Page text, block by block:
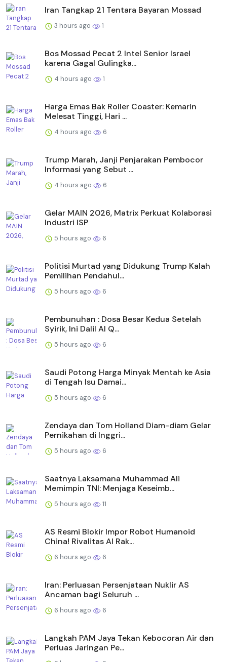
Iran Tangkap 21 Tentara Bayaran Mossad
3 hours ago 1
Bos Mossad Pecat 2 Intel Senior Israel
karena Gagal Gulingka...
4 hours ago 1
Harga Emas Bak Roller Coaster: Kemarin
Melesat Tinggi, Hari ...
4 hours ago 6
Trump Marah, Janji Penjarakan Pembocor
Informasi yang Sebut ...
4 hours ago 6
Gelar MAIN 2026, Matrix Perkuat Kolaborasi
Industri ISP
5 hours ago 6
Politisi Murtad yang Didukung Trump Kalah
Pemilihan Pendahul...
5 hours ago 6
Pembunuhan : Dosa Besar Kedua Setelah
Syirik, Ini Dalil Al Q...
5 hours ago 6
Saudi Potong Harga Minyak Mentah ke Asia
di Tengah Isu Damai...
5 hours ago 6
Zendaya dan Tom Holland Diam-diam Gelar
Pernikahan di Inggri...
5 hours ago 6
Saatnya Laksamana Muhammad Ali
Memimpin TNI: Menjaga Keseimb...
5 hours ago 11
AS Resmi Blokir Impor Robot Humanoid
China! Rivalitas AI Rak...
6 hours ago 6
Iran: Perluasan Persenjataan Nuklir AS
Ancaman bagi Seluruh ...
6 hours ago 6
Langkah PAM Jaya Tekan Kebocoran Air dan
Perluas Jaringan Pe...